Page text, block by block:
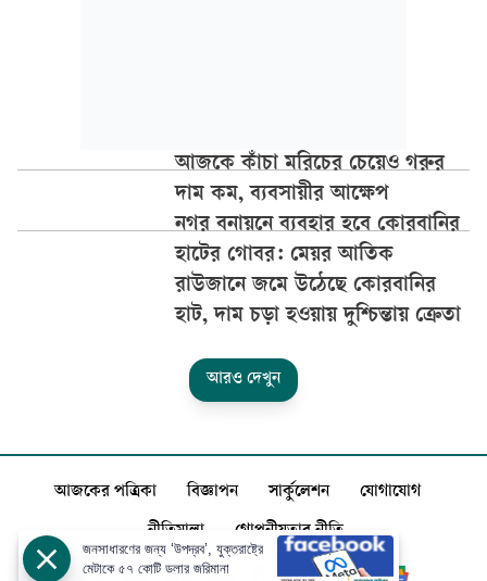
আজকে কাঁচা মরিচের চেয়েও গরুর
দাম কম, ব্যবসায়ীর আক্ষেপ
নগর বনায়নে ব্যবহার হবে কোরবানির
হাটের গোবর: মেয়র আতিক
রাউজানে জমে উঠেছে কোরবানির
হাট, দাম চড়া হওয়ায় দুশ্চিন্তায় ক্রেতা
আরও দেখুন
আজকের পত্রিকা বিজ্ঞাপন সার্কুলেশন যোগাযোগ
নীতিমালা গোপনীয়তার নীতি
জনসাধারণের জন্য ‘উপদ্রব’, যুক্তরাষ্ট্রে
মেটাকে ৫৭ কোটি ডলার জরিমানা